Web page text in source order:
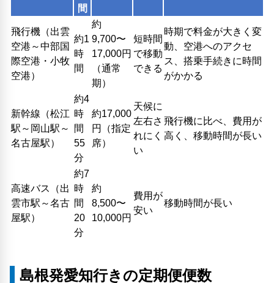
間
飛行機（出雲
空港～中部国
際空港・小牧
空港）
約1
時
間
約
9,700〜
17,000円
（通常
期）
短時間
で移動
できる
時期で料金が大きく変
動、空港へのアクセ
ス、搭乗手続きに時間
がかかる
新幹線（松江
駅～岡山駅～
名古屋駅）
約4
時
間
55
分
約17,000
円（指定
席）
天候に
左右さ
れにく
い
飛行機に比べ、費用が
高く、移動時間が長い
高速バス（出
雲市駅～名古
屋駅）
約7
時
間
20
分
約
8,500〜
10,000円
費用が
安い
移動時間が長い
島根発愛知行きの定期便便数